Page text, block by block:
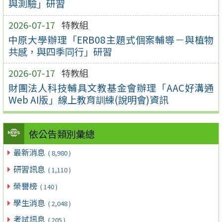
與測驗」研習
2026-07-17 特教組
中原大學辦理「ERB08主題式個案輔導－與植物
共感，與四季同行」研習
2026-07-17 特教組
財團法人科技輔具文教基金會辦理「AAC好溝通
Web AI版」線上教育訓練(說明會)資訊
依公告類別彙總
最新消息 ( 8,980 )
研習訊息 ( 1,110 )
榮譽榜 ( 140 )
學生消息 ( 2,048 )
考試訊息 ( 205 )